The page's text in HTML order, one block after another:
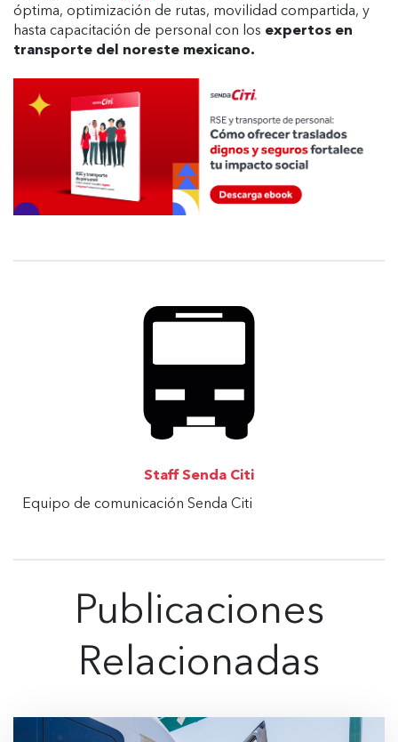
óptima, optimización de rutas, movilidad compartida, y
hasta capacitación de personal con los expertos en
transporte del noreste mexicano.
Staff Senda Citi
Equipo de comunicación Senda Citi
Publicaciones
Relacionadas